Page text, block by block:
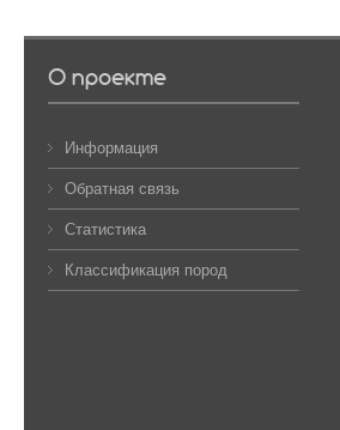
О проекте
Информация
Обратная связь
Статистика
Классификация пород